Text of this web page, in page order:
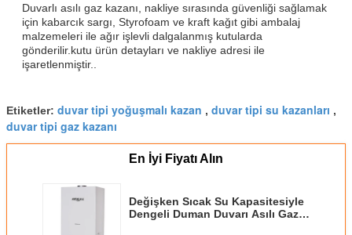
Duvarlı asılı gaz kazanı, nakliye sırasında güvenliği sağlamak
için kabarcık sargı, Styrofoam ve kraft kağıt gibi ambalaj
malzemeleri ile ağır işlevli dalgalanmış kutularda
gönderilir.kutu ürün detayları ve nakliye adresi ile
işaretlenmiştir..
Etiketler: duvar tipi yoğuşmalı kazan , duvar tipi su kazanları ,
duvar tipi gaz kazanı
En İyi Fiyatı Alın
Değişken Sıcak Su Kapasitesiyle
Dengeli Duman Duvarı Asılı Gaz